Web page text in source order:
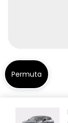
Permuta